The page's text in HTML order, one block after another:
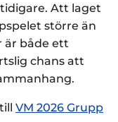
Att laget
större än
är både ett
chans att
VM 2026 Grupp